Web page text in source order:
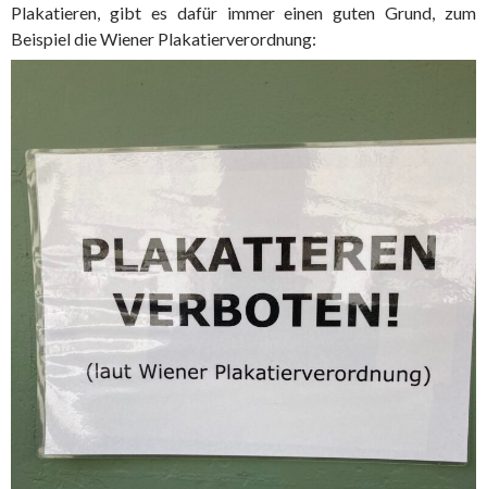
Plakatieren, gibt es dafür immer einen guten Grund, zum
Beispiel die Wiener Plakatierverordnung: